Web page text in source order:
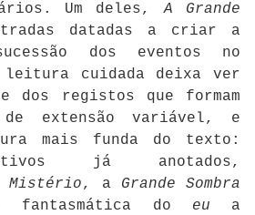
Um deles,A Grande
datadas a criar a
dos eventos no
leitura cuidada deixa ver
dos registos que formam
extensão variável, e
mais funda do texto:
já anotados,
Mistério, a Grande
Sombra
fantasmática do eu a